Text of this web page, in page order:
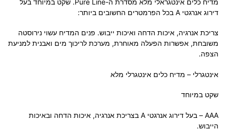
מדיח כלים אינטגראלי מלא מסדרת ה-Pure Line. שקט במיוחד בעל
דירוג אנרגטי A בכל הפרמטרים החשובים ביותר:
צריכת אנרגיה, איכות הדחה ואיכות ייבוש. פנים המדיח עשוי נירוסטה
משובחת, אפשרות הפעלה מאוחרת, מערכת לריכוך מים ואבנית למניעת
הצפה.
אינטגרלי – מדיח כלים אינטגרלי מלא
שקט במיוחד
AAA – בעל דירוג אנרגטי A בצריכת אנרגיה, איכות הדחה ובאיכות
הייבוש.